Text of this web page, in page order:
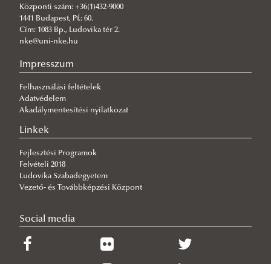
EHÖK Diákjóléti Bizottság
EHÖK Ösztöndíjbíráló Bizottság
ÁNTK Kari Részönkormányzat ülései
HHK Kari Részönkormányzat ülései
NITK Kari Részönkormányzat ülései
RTK Kari Részönkormányzat ülései
VTK Kari Részönkormányzat ülései
Központi szám: +36(1)432-9000
1441 Budapest, Pf.: 60.
Cím: 1083 Bp., Ludovika tér 2.
nke@uni-nke.hu
Impresszum
Felhasználási feltételek
Adatvédelem
Akadálymentesítési nyilatkozat
Linkek
Fejlesztési Programok
Felvételi 2018
Ludovika Szabadegyetem
Vezető- és Továbbképzési Központ
Social media